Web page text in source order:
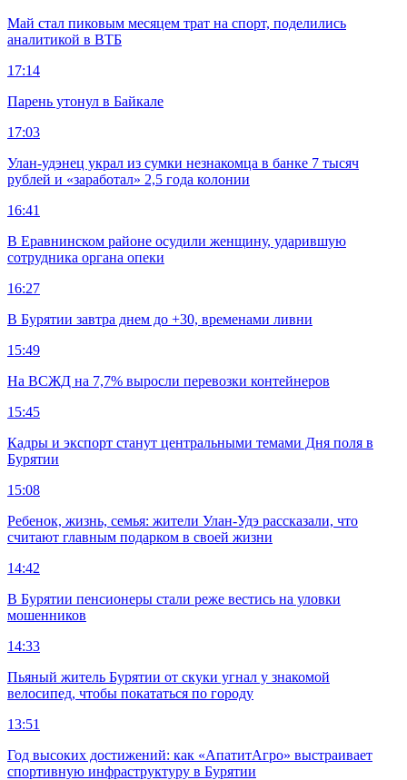
Май стал пиковым месяцем трат на спорт, поделились
аналитикой в ВТБ
17:14
Парень утонул в Байкале
17:03
Улан-удэнец украл из сумки незнакомца в банке 7 тысяч
рублей и «заработал» 2,5 года колонии
16:41
В Еравнинском районе осудили женщину, ударившую
сотрудника органа опеки
16:27
В Бурятии завтра днем до +30, временами ливни
15:49
На ВСЖД на 7,7% выросли перевозки контейнеров
15:45
Кадры и экспорт станут центральными темами Дня поля в
Бурятии
15:08
Ребенок, жизнь, семья: жители Улан-Удэ рассказали, что
считают главным подарком в своей жизни
14:42
В Бурятии пенсионеры стали реже вестись на уловки
мошенников
14:33
Пьяный житель Бурятии от скуки угнал у знакомой
велосипед, чтобы покататься по городу
13:51
Год высоких достижений: как «АпатитАгро» выстраивает
спортивную инфраструктуру в Бурятии